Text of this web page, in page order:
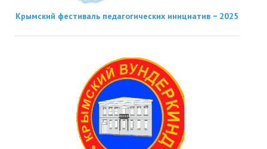
Крымский фестиваль педагогических инициатив − 2025